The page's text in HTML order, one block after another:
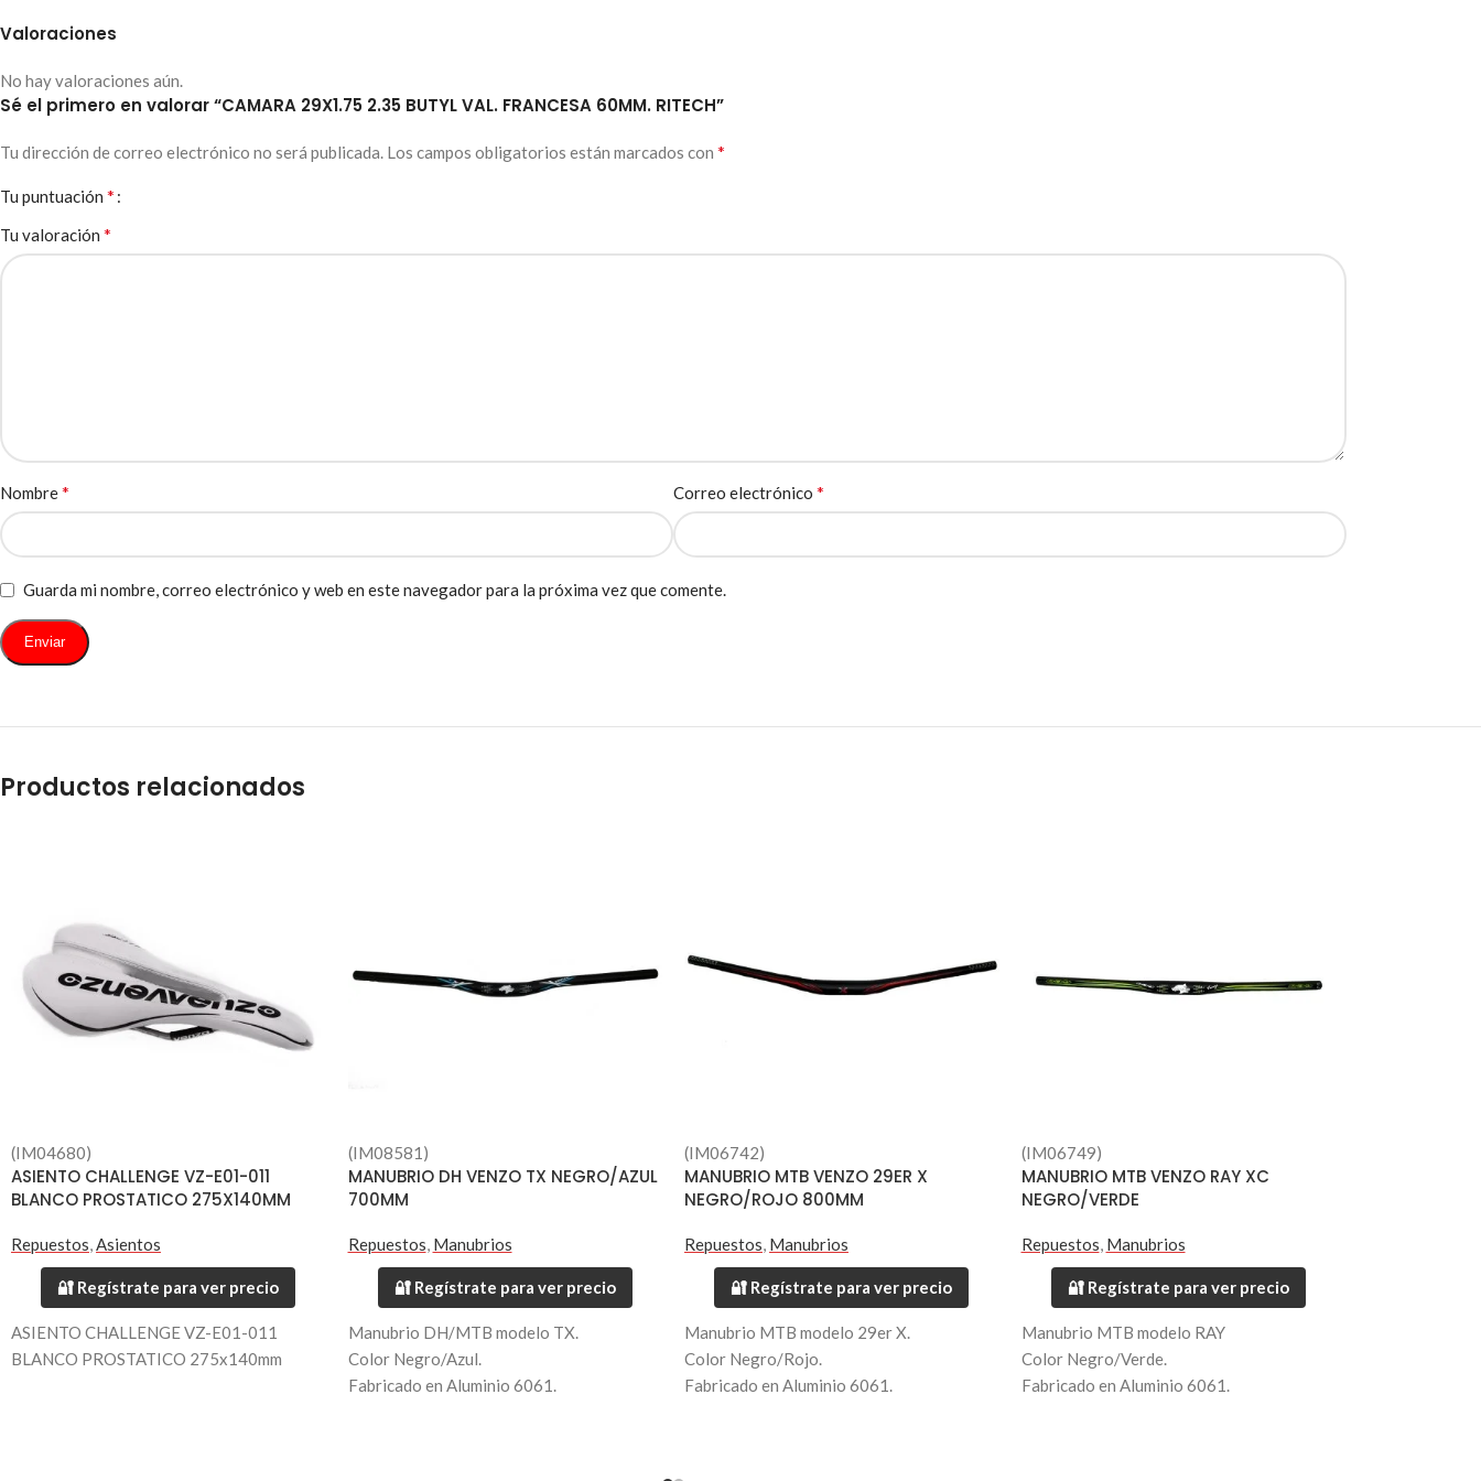
Valoraciones
No hay valoraciones aún.
Sé el primero en valorar “CAMARA 29X1.75 2.35 BUTYL VAL. FRANCESA 60MM. RITECH”
Tu dirección de correo electrónico no será publicada. Los campos obligatorios están marcados con *
Tu puntuación *
Tu valoración *
Nombre* Correo electrónico *
Guarda mi nombre, correo electrónico y web en este navegador para la próxima vez que comente.
Productos relacionados
(IM04680)
ASIENTO CHALLENGE VZ-E01-011
BLANCO PROSTATICO 275X140MM
Repuestos,Asientos
🔐 Regístrate para ver precio
ASIENTO CHALLENGE VZ-E01-011
BLANCO PROSTATICO 275x140mm
(IM08581)
MANUBRIO DH VENZO TX NEGRO/AZUL
700MM
Repuestos, Manubrios
🔐 Regístrate para ver precio
Manubrio DH/MTB modelo TX.
Color Negro/Azul.
Fabricado en Aluminio 6061.
(IM06742)
MANUBRIO MTB VENZO 29ER X
NEGRO/ROJO 800MM
Repuestos, Manubrios
🔐 Regístrate para ver precio
Manubrio MTB modelo 29er X.
Color Negro/Rojo.
Fabricado en Aluminio 6061.
(IM06749)
MANUBRIO MTB VENZO RAY XC
NEGRO/VERDE
Repuestos, Manubrios
🔐 Regístrate para ver precio
Manubrio MTB modelo RAY
Color Negro/Verde.
Fabricado en Aluminio 6061.